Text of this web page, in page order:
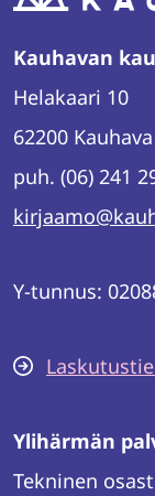
Kauhavan
Helakaari 10
62200 Kauhava
puh. (06) 241
Y-tunnus:
Ylihärmän
Tekninen